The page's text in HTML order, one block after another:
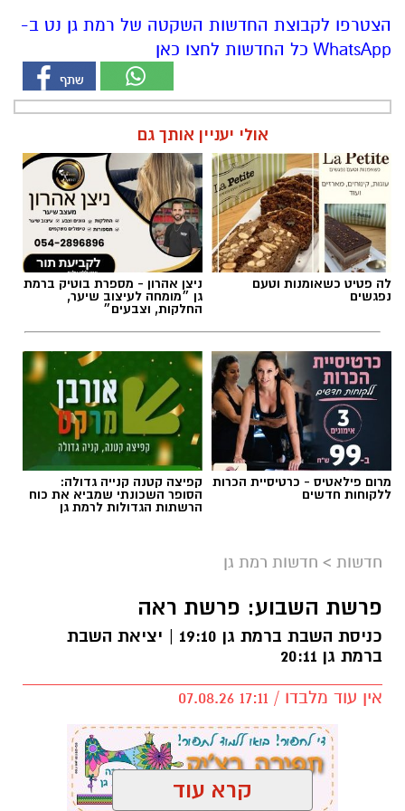
לה פטיט כשאומנות וטעם ניצן אהרון - מספרת בוטיק ברמת
גן ״מומחה לעיצוב שיער,
החלקות, וצבעים״
מרום פילאטיס - כרטיסיית הכרות
ללקוחות חדשים
קפיצה קטנה קנייה גדולה:
הסופר השכונתי שמביא את כוח
הרשתות הגדולות לרמת גן
חדשות> חדשות רמת גן
פרשת השבוע: פרשת ראה
כניסת השבת ברמת גן 19:10 | יציאת השבת
ברמת גן 20:11
אין עוד מלבדו / 17:11 07.08.26
תגים:פרשת השבוע זמני כניסת השבת ברמת גן
קרא עוד
אולי יעניין אותך גם
לה פטיט כשאומנות וטעם ניצן אהרון - מספרת בוטיק ברמת
גן ״מומחה לעיצוב שיער,
החלקות, וצבעים״